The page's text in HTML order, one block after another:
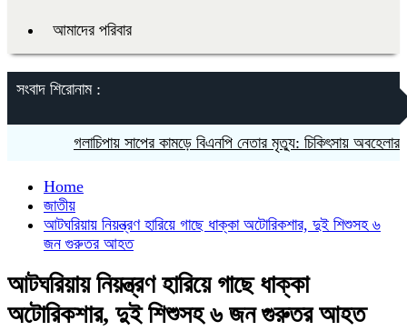
আমাদের পরিবার
সংবাদ শিরোনাম :
গলাচিপায় সাপের কামড়ে বিএনপি নেতার মৃত্যু: চিকিৎসায় অবহেলার
Home
জাতীয়
আটঘরিয়ায় নিয়ন্ত্রণ হারিয়ে গাছে ধাক্কা অটোরিকশার, দুই শিশুসহ ৬
জন গুরুতর আহত
আটঘরিয়ায় নিয়ন্ত্রণ হারিয়ে গাছে ধাক্কা
অটোরিকশার, দুই শিশুসহ ৬ জন গুরুতর আহত